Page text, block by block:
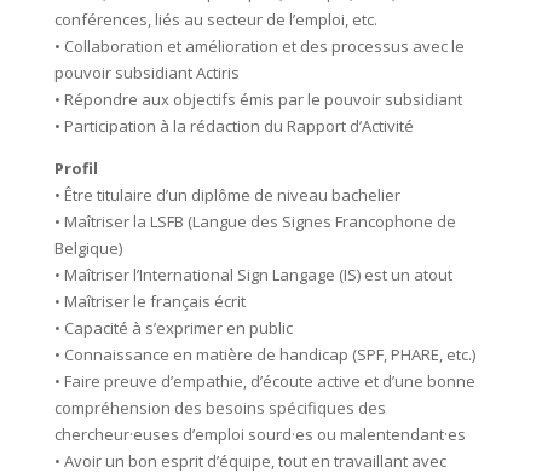
conférences, liés au secteur de l’emploi, etc.
• Collaboration et amélioration et des processus avec le
pouvoir subsidiant Actiris
• Répondre aux objectifs émis par le pouvoir subsidiant
• Participation à la rédaction du Rapport d’Activité
Profil
• Être titulaire d’un diplôme de niveau bachelier
• Maîtriser la LSFB (Langue des Signes Francophone de
Belgique)
• Maîtriser l’International Sign Langage (IS) est un atout
• Maîtriser le français écrit
• Capacité à s’exprimer en public
• Connaissance en matière de handicap (SPF, PHARE, etc.)
• Faire preuve d’empathie, d’écoute active et d’une bonne
compréhension des besoins spécifiques des
chercheur·euses d’emploi sourd·es ou malentendant·es
• Avoir un bon esprit d’équipe, tout en travaillant avec